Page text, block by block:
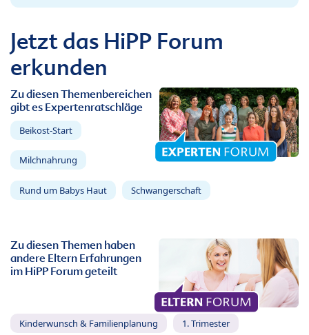
Jetzt das HiPP Forum
erkunden
Zu diesen Themenbereichen
gibt es Expertenratschläge
Beikost-Start
Milchnahrung
Rund um Babys Haut Schwangerschaft
Zu diesen Themen haben
andere Eltern Erfahrungen
im HiPP Forum geteilt
Kinderwunsch & Familienplanung 1. Trimester